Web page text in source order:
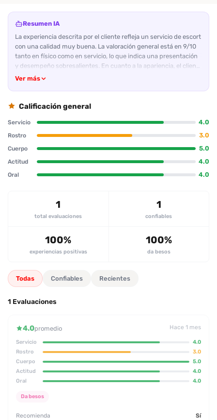
Resumen IA
La experiencia descrita por el cliente refleja un servicio de escort
con una calidad muy buena. La valoración general está en 9/10
tanto en físico como en servicio, lo que indica una presentación
y desempeño sobresalientes. En cuanto a la apariencia, el cliente
considera que el rostro y la figura son atractivos, aunque
adecuado y cordial. Los servicios destacados son el oral, que el
muestra al final de la sesión. No se registran comentarios
negativos; el cliente destaca la “arrecha” y el atractivo de la
madurez que prefiere sobre los “lolitas”. Un patrón recurrente
entre las reseñas de este tipo es la preferencia por mujeres de
más de 28 años, una valoración que se repite en varias reseñas
opción recomendada para quienes buscan una experiencia
Ver más
Calificación general
Servicio 4.0
Rostro 3.0
Cuerpo 5.0
Actitud 4.0
Oral 4.0
1
total evaluaciones
1
confiables
100%
experiencias positivas
100%
da besos
Todas Confiables Recientes
1 Evaluaciones
4.0promedio Hace 1 mes
Servicio
4.0
Rostro
3.0
Cuerpo
5.0
Actitud
4.0
Oral
4.0
Da besos
Recomienda Sí